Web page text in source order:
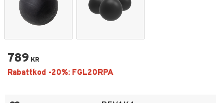
789 KR
Lägg till i favoriter